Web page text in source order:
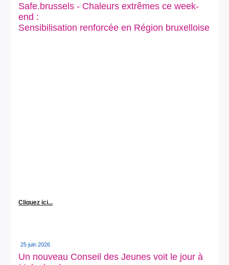
Safe.brussels - Chaleurs extrêmes ce week-
end :
Sensibilisation renforcée en Région bruxelloise
Cliquez ici...
25 juin 2026
Un nouveau Conseil des Jeunes voit le jour à